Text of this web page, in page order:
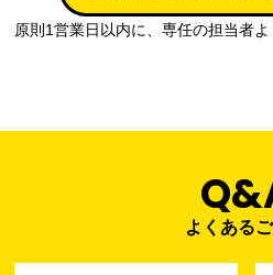
電子メール：info@rub-lab.com
正当な事業遂行の範囲内で利用いた
個
当社通信販
原則1営業日以内に、専任の担当者よ
よくある